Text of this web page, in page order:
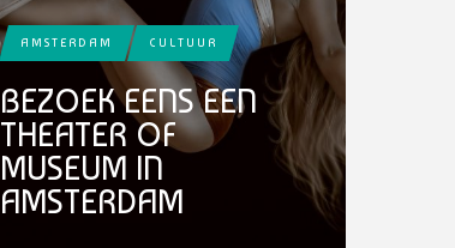
AMSTERDAM CULTUUR
BEZOEK EENS EEN
THEATER OF
MUSEUM IN
AMSTERDAM